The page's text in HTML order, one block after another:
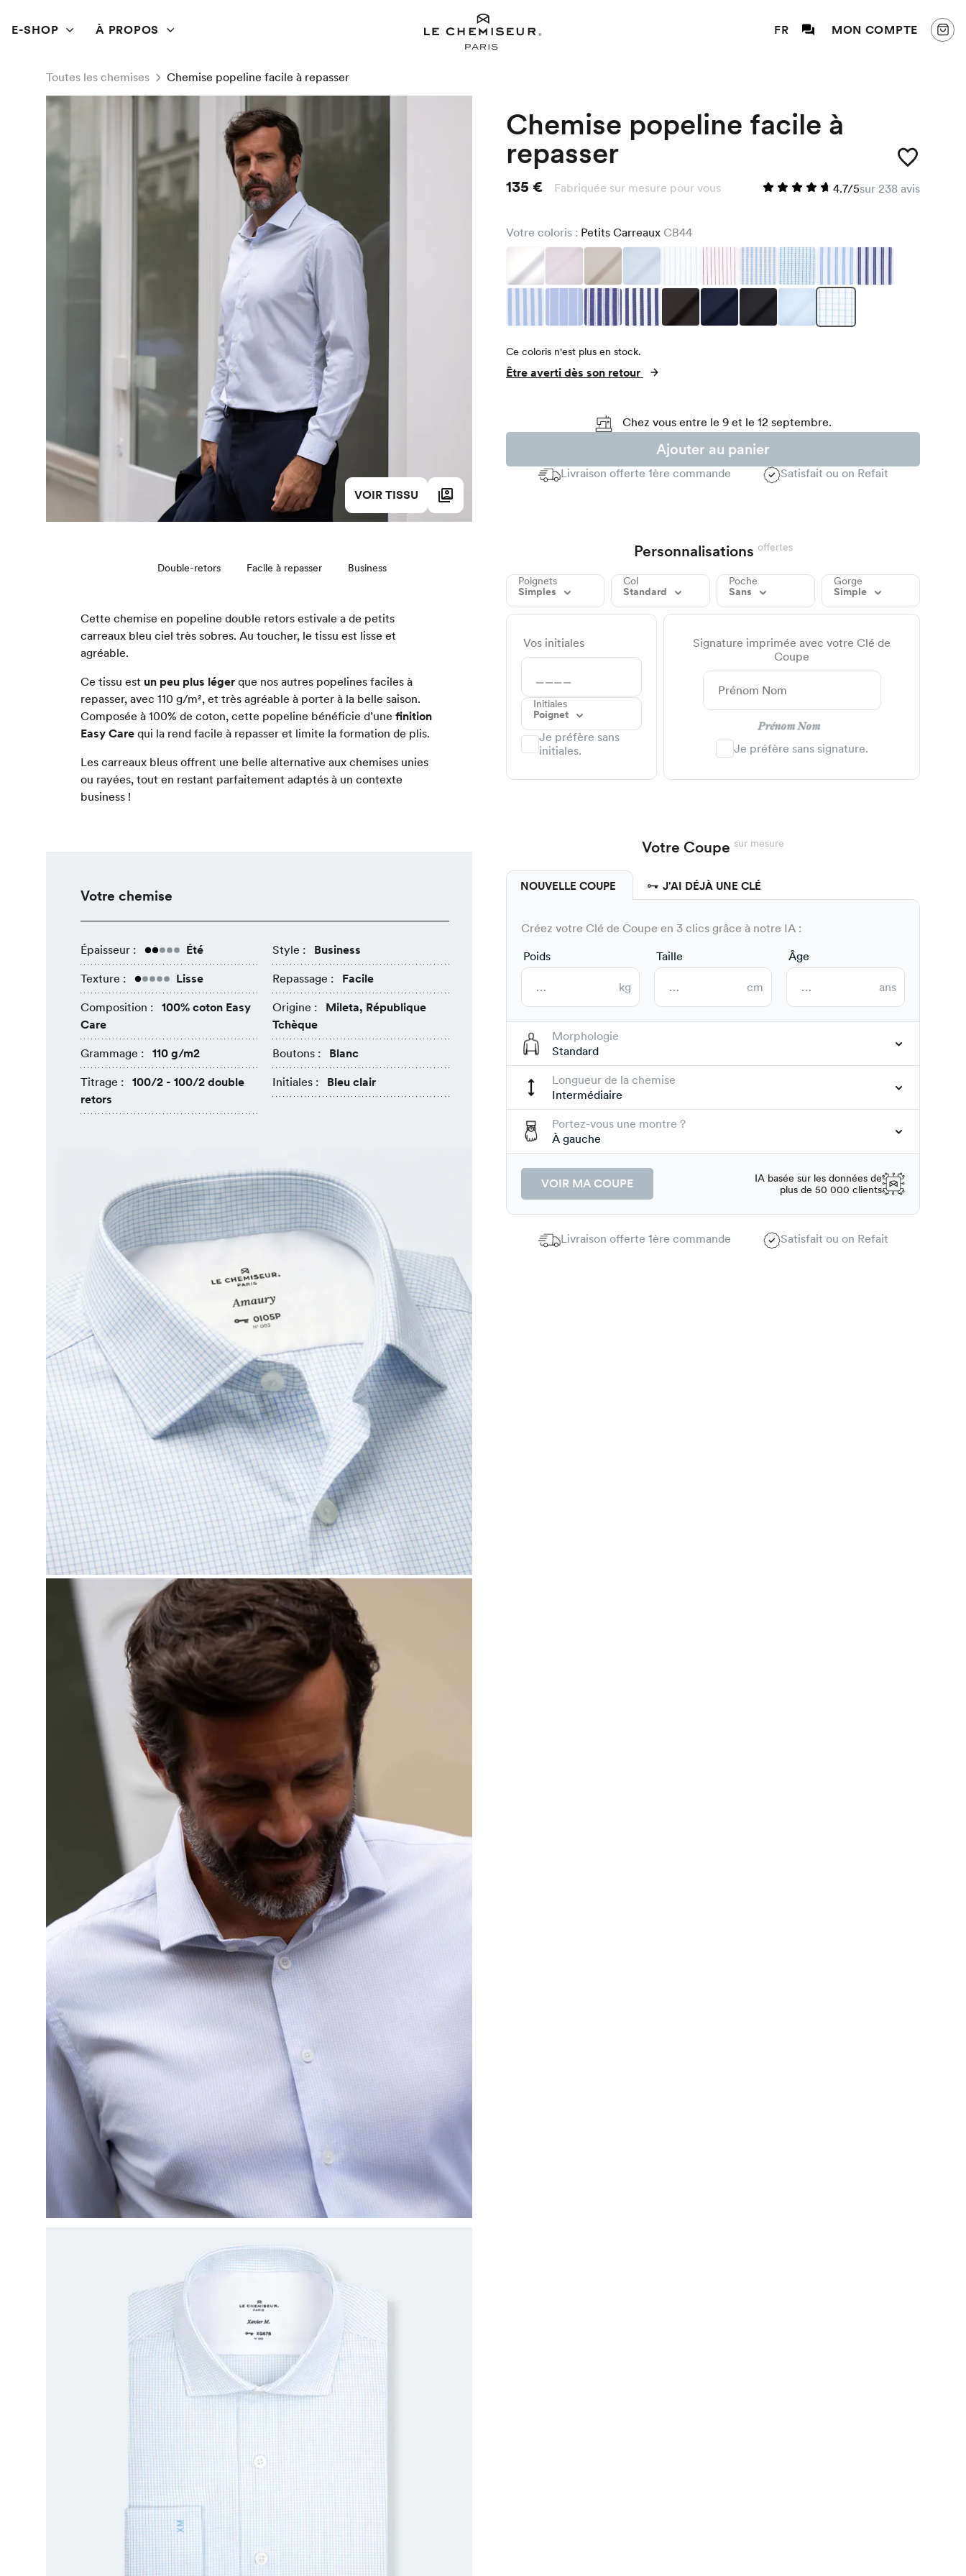
E-SHOP À PROPOS FR MON COMPTE
Toutes les chemises Chemise popeline facile à repasser
VOIR TISSU
Double-retors Facile à repasser Business
Cette chemise en popeline double retors estivale a de petits
carreaux bleu ciel très sobres. Au toucher, le tissu est lisse et
agréable.
Ce tissu est un peu plus léger que nos autres popelines faciles à
repasser, avec 110 g/m², et très agréable à porter à la belle saison.
Composée à 100% de coton, cette popeline bénéficie d’une finition
Easy Care qui la rend facile à repasser et limite la formation de plis.
Les carreaux bleus offrent une belle alternative aux chemises unies
ou rayées, tout en restant parfaitement adaptés à un contexte
business !
Votre chemise
Épaisseur : Été
Texture : Lisse
Composition :
100% coton Easy
Care
Grammage : 110 g/m2
Titrage :
100/2 - 100/2 double
retors
Style : Business
Repassage : Facile
Origine :
Mileta, République
Tchèque
Boutons : Blanc
Initiales : Bleu clair
Chemise popeline facile à
repasser
135 € Fabriquée sur mesure pour vous 4.7/5sur 238 avis
Votre coloris : Petits Carreaux CB44
Ce coloris n'est plus en stock.
Être averti dès son retour
Chez vous entre le 9 et le 12 septembre.
Ajouter au panier
Livraison offerte 1ère commande Satisfait ou on Refait
Personnalisations offertes
Poignets
Simples
Col
Standard
Poche
Sans
Gorge
Simple
Vos initiales
Initiales
Poignet
Je préfère sans
initiales.
Signature imprimée avec votre Clé de
Coupe
Prénom Nom
Je préfère sans signature.
Votre Coupe sur mesure
NOUVELLE COUPE J'AI DÉJÀ UNE CLÉ
Créez votre Clé de Coupe en 3 clics grâce à notre IA :
Poids
kg
Taille
cm
Âge
ans
Morphologie
Standard
Longueur de la chemise
Intermédiaire
Portez-vous une montre ?
À gauche
VOIR MA COUPE
IA basée sur les données de
plus de 50 000 clients
Livraison offerte 1ère commande Satisfait ou on Refait